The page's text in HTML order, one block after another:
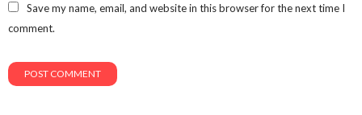
Save my name, email, and website in this browser for the next time I
comment.